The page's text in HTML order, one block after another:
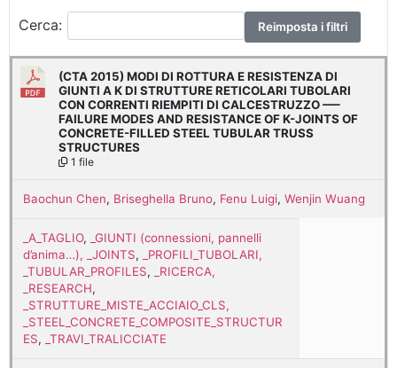
Cerca: Reimposta i filtri
(CTA 2015) MODI DI ROTTURA E RESISTENZA DI
GIUNTI A K DI STRUTTURE RETICOLARI TUBOLARI
CON CORRENTI RIEMPITI DI CALCESTRUZZO —–
FAILURE MODES AND RESISTANCE OF K-JOINTS OF
CONCRETE-FILLED STEEL TUBULAR TRUSS
STRUCTURES
1 file
Baochun Chen, Briseghella Bruno, Fenu Luigi, Wenjin Wuang
_A_TAGLIO,
_GIUNTI (connessioni, pannelli
d’anima…), _JOINTS,
_PROFILI_TUBOLARI,
_TUBULAR_PROFILES,
_RICERCA,
_RESEARCH,
_STRUTTURE_MISTE_ACCIAIO_CLS,
_STEEL_CONCRETE_COMPOSITE_STRUCTUR
ES, _TRAVI_TRALICCIATE